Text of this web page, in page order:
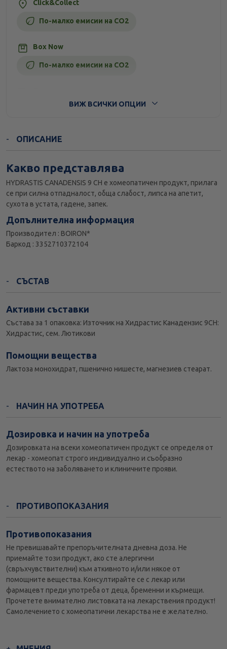
Click&Collect
По-малко емисии на CO2
Box Now
По-малко емисии на CO2
ВИЖ ВСИЧКИ ОПЦИИ
ОПИСАНИЕ
Какво представлява
HYDRASTIS CANADENSIS 9 CH е хомеопатичен продукт, прилага
се при силна отпадналост, обща слабост, липса на апетит,
сухота в устата, гадене, запек.
Допълнителна информация
Производител : BOIRON*
Баркод : 3352710372104
СЪСТАВ
Активни съставки
Състава за 1 опаковка: Източник на Хидрастис Канадензис 9CH:
Хидрастис, сем. Лютикови
Помощни вещества
Лактоза монохидрат, пшенично нишесте, магнезиев стеарат.
НАЧИН НА УПОТРЕБА
Дозировка и начин на употреба
Дозировката на всеки хомеопатичен продукт се определя от
лекар - хомеопат строго индивидуално и съобразно
естеството на заболяването и клиничните прояви.
ПРОТИВОПОКАЗАНИЯ
Противопоказания
Не превишавайте препоръчителната дневна доза. Не
приемайте този продукт, ако сте алергични
(свръхчувствителни) към аткивното и/или някое от
помощните вещества. Консултирайте се с лекар или
фармацевт преди употреба от деца, бременни и кърмещи.
Прочетете внимателно листовката на лекарствения продукт!
Самолечението с хомеопатични лекарства не е желателно.